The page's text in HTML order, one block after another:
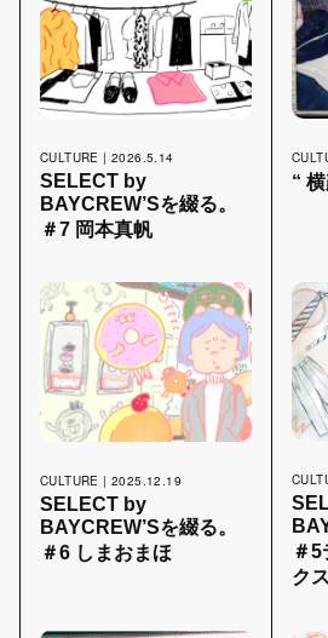
110
SEARCH
LINKS
BAYCREW’S STORE COMPANY
虎ノ門の進化を加速す
“人”を繋ぐ新しいセレクト
CULTURE | 2026.5.14
SELECT by
BAYCREW’Sを綴る。
＃7 岡本真帆
“
CULTURE | 2025.12.19
SELECT by
BAYCREW’Sを綴る。
＃6 しまおまほ
＃
クス